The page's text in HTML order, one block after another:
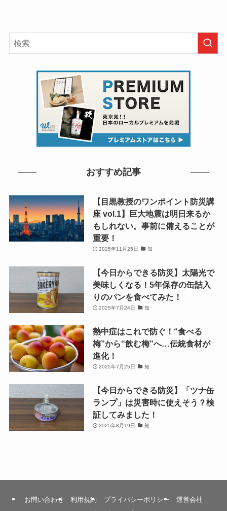
おすすめ記事
【目黒教授のワンポイント防災講
座 vol.1】巨大地震は明日来るか
もしれない。事前に備えることが
重要！
2025年11月25日 知
【今日からできる防災】太陽光で
美味しくなる！5年保存の缶詰入
りのパンを食べてみた！
2025年7月24日 知
熱中症はこれで防ぐ！“食べる
梅”から“飲む梅”へ…伝統食材が
進化！
2025年7月25日 知
【今日からできる防災】「ツナ缶
ランプ」は災害時に使えそう？検
証してみました！
2025年8月19日 知
お問い合わせ 利用規約 プライバシーポリシー
運営会社